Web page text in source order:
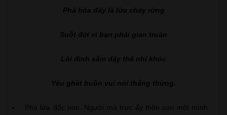
Phá hỏa đây là lửa cháy rừng
Suốt đời vì bạn phải gian truân
Lôi đình sấm dậy thê nhi khóc
Yêu ghét buồn vui nói thẳng thừng.
Phá lửa đốc non. Người mà trực ấy thôn son một mình.